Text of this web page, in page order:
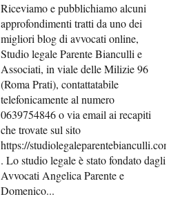
Riceviamo e pubblichiamo alcuni
approfondimenti tratti da uno dei
migliori blog di avvocati online,
Studio legale Parente Bianculli e
Associati, in viale delle Milizie 96
(Roma Prati), contattatabile
telefonicamente al numero
0639754846 o via email ai recapiti
che trovate sul sito
https://studiolegaleparentebianculli.com/
. Lo studio legale è stato fondato dagli
Avvocati Angelica Parente e
Domenico...